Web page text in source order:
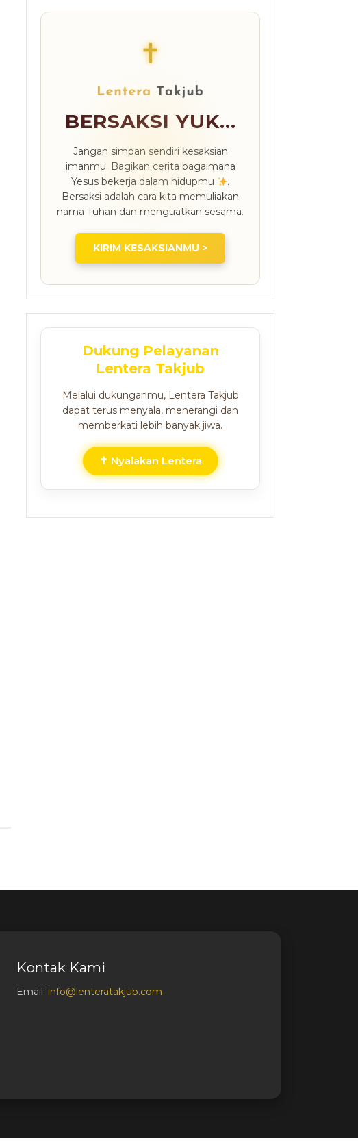
✝
BERSAKSI YUK...
Jangan simpan sendiri kesaksian
imanmu. Bagikan cerita bagaimana
Yesus bekerja dalam hidupmu
.
Bersaksi adalah cara kita memuliakan
nama Tuhan dan menguatkan sesama.
KIRIM KESAKSIANMU >
Dukung Pelayanan
Lentera Takjub
Melalui dukunganmu, Lentera Takjub
dapat terus menyala, menerangi dan
memberkati lebih banyak jiwa.
✝ Nyalakan Lentera
Kontak Kami
Email: info@lenteratakjub.com